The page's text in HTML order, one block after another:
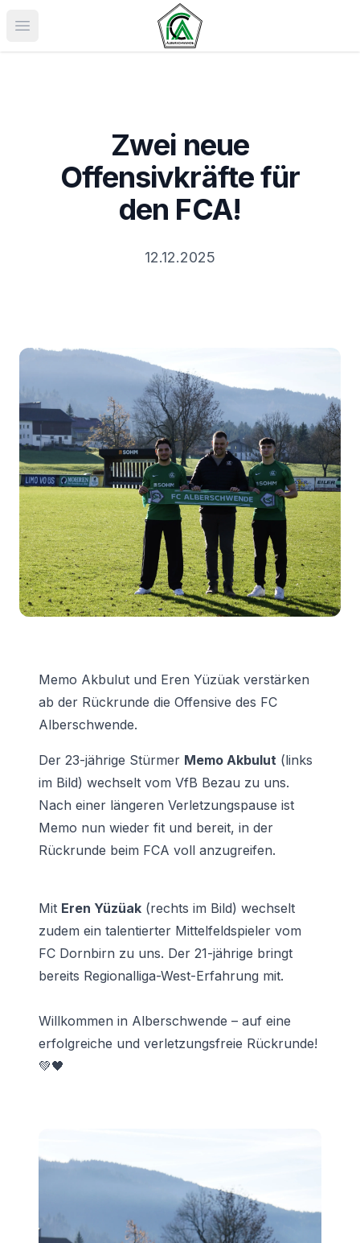
Menü öffnen
Zwei neue
Offensivkräfte für
den FCA!
12.12.2025
Memo Akbulut und Eren Yüzüak verstärken
ab der Rückrunde die Offensive des FC
Alberschwende.
Der 23-jährige Stürmer Memo Akbulut (links
im Bild) wechselt vom VfB Bezau zu uns.
Nach einer längeren Verletzungspause ist
Memo nun wieder fit und bereit, in der
Rückrunde beim FCA voll anzugreifen.
Mit Eren Yüzüak (rechts im Bild) wechselt
zudem ein talentierter Mittelfeldspieler vom
FC Dornbirn zu uns. Der 21-jährige bringt
bereits Regionalliga-West-Erfahrung mit.
Willkommen in Alberschwende – auf eine
erfolgreiche und verletzungsfreie Rückrunde!
💚🖤